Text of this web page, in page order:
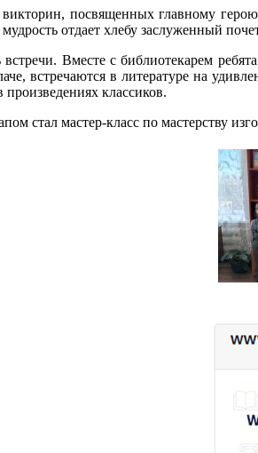
посвященных главному
отдает хлебу заслуженный
Вместе с библиотекарем
встречаются в литературе на
классиков.
стал мастер-класс по мастерству